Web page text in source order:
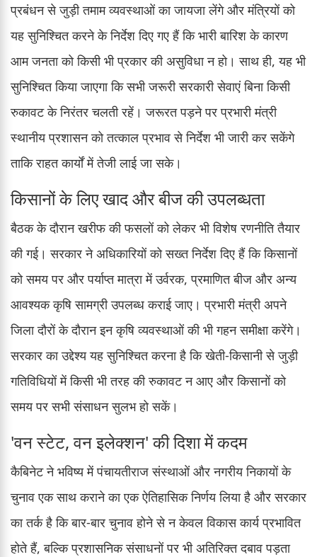
प्रबंधन से जुड़ी तमाम व्यवस्थाओं का जायजा लेंगे और मंत्रियों को
यह सुनिश्चित करने के निर्देश दिए गए हैं कि भारी बारिश के कारण
आम जनता को किसी भी प्रकार की असुविधा न हो। साथ ही, यह भी
सुनिश्चित किया जाएगा कि सभी जरूरी सरकारी सेवाएं बिना किसी
रुकावट के निरंतर चलती रहें। जरूरत पड़ने पर प्रभारी मंत्री
स्थानीय प्रशासन को तत्काल प्रभाव से निर्देश भी जारी कर सकेंगे
ताकि राहत कार्यों में तेजी लाई जा सके।
किसानों के लिए खाद और बीज की उपलब्धता
बैठक के दौरान खरीफ की फसलों को लेकर भी विशेष रणनीति तैयार
की गई। सरकार ने अधिकारियों को सख्त निर्देश दिए हैं कि किसानों
को समय पर और पर्याप्त मात्रा में उर्वरक, प्रमाणित बीज और अन्य
आवश्यक कृषि सामग्री उपलब्ध कराई जाए। प्रभारी मंत्री अपने
जिला दौरों के दौरान इन कृषि व्यवस्थाओं की भी गहन समीक्षा करेंगे।
सरकार का उद्देश्य यह सुनिश्चित करना है कि खेती-किसानी से जुड़ी
गतिविधियों में किसी भी तरह की रुकावट न आए और किसानों को
समय पर सभी संसाधन सुलभ हो सकें।
'वन स्टेट, वन इलेक्शन' की दिशा में कदम
कैबिनेट ने भविष्य में पंचायतीराज संस्थाओं और नगरीय निकायों के
चुनाव एक साथ कराने का एक ऐतिहासिक निर्णय लिया है और सरकार
का तर्क है कि बार-बार चुनाव होने से न केवल विकास कार्य प्रभावित
होते हैं, बल्कि प्रशासनिक संसाधनों पर भी अतिरिक्त दबाव पड़ता